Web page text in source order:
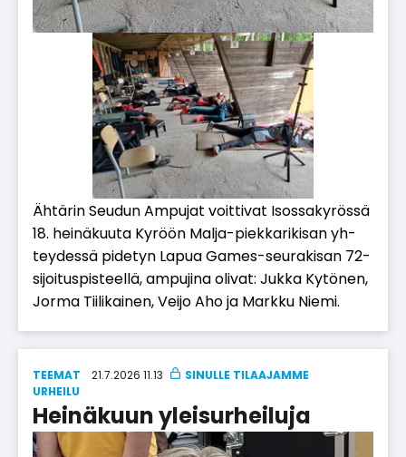
Äh­tä­rin Seu­dun Am­pu­jat voit­ti­vat Isos­sa­ky­rös­sä
18. hei­nä­kuu­ta Ky­röön Mal­ja-piek­ka­ri­ki­san yh­
tey­des­sä pi­de­tyn La­pua Ga­mes-seu­ra­ki­san 72-
si­joi­tus­pis­teel­lä, am­pu­ji­na oli­vat: Juk­ka Ky­tö­nen,
Jor­ma Tii­li­kai­nen, Vei­jo Aho ja Mark­ku Nie­mi.
TEEMAT
21.7.2026 11.13
UR­HEI­LU
Heinäkuun yleisurheiluja